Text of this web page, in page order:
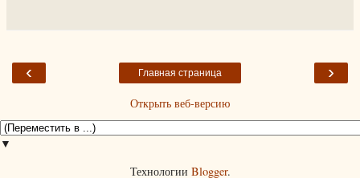
‹ ›
Главная страница
Открыть веб-версию
▼
Технологии Blogger.